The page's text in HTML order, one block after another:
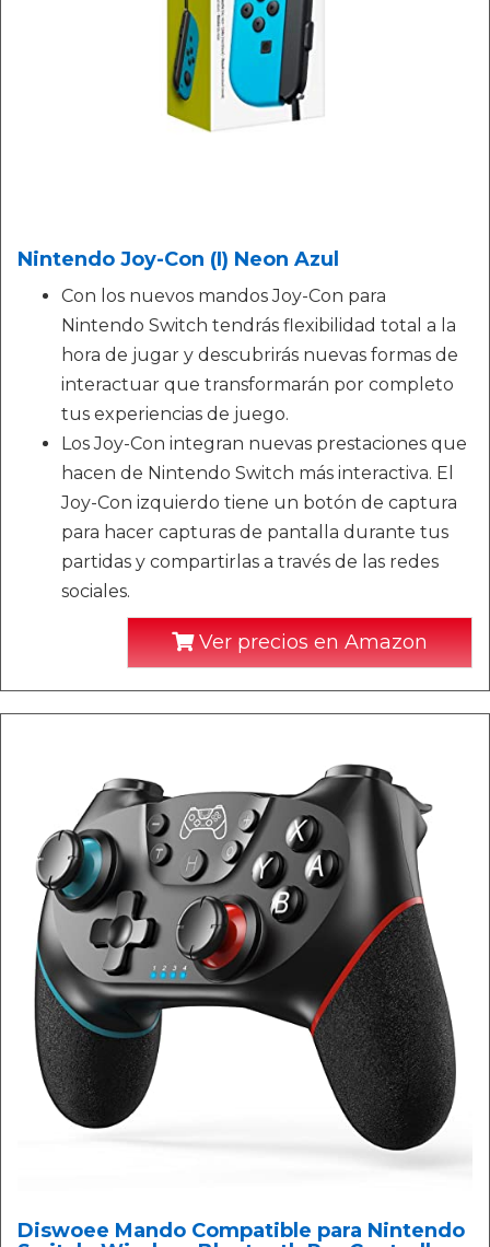
Nintendo Joy-Con (I) Neon Azul
Con los nuevos mandos Joy-Con para
Nintendo Switch tendrás flexibilidad total a la
hora de jugar y descubrirás nuevas formas de
interactuar que transformarán por completo
tus experiencias de juego.
Los Joy-Con integran nuevas prestaciones que
hacen de Nintendo Switch más interactiva. El
Joy-Con izquierdo tiene un botón de captura
para hacer capturas de pantalla durante tus
partidas y compartirlas a través de las redes
sociales.
Ver precios en Amazon
Diswoee Mando Compatible para Nintendo